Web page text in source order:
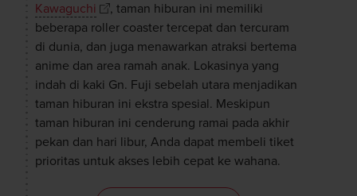
Kawaguchi
, taman hiburan ini memiliki
beberapa roller coaster tercepat dan tercuram
di dunia, dan juga menawarkan atraksi bertema
anime dan area ramah anak. Lokasinya yang
indah di kaki Gn. Fuji sebelah utara menjadikan
taman hiburan ini ekstra spesial. Meskipun
taman hiburan ini cenderung ramai pada akhir
pekan dan hari libur, Anda dapat membeli tiket
prioritas untuk akses lebih cepat ke wahana.